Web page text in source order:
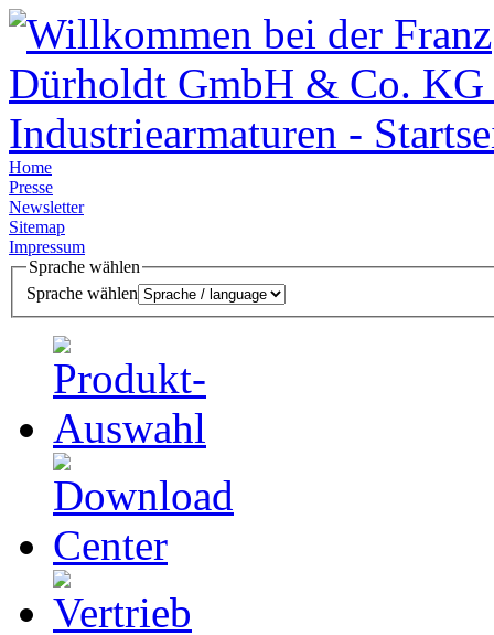
Home
Presse
Newsletter
Sitemap
Impressum
Sprache wählen
Sprache wählen